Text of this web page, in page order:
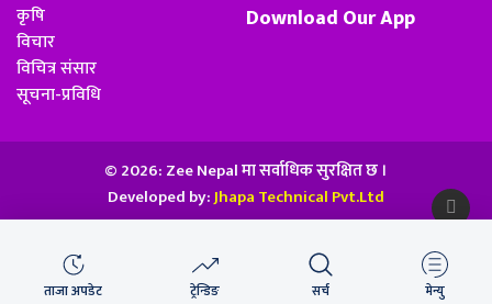
ताजा अपडेट ट्रेन्डिङ सर्च मेन्यु
कृषि
विचार
विचित्र संसार
सूचना-प्रविधि
Download Our App
© 2026: Zee Nepal मा सर्वाधिक सुरक्षित छ ।
Developed by:Jhapa Technical Pvt.Ltd